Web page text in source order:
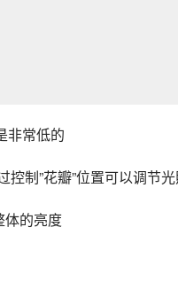
非常低的
制”花瓣”位置可以调节
体的亮度